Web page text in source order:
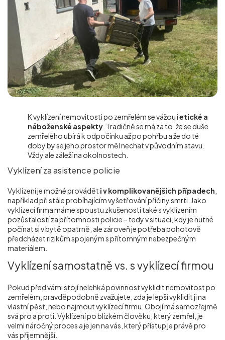
K vyklízení nemovitosti po zemřelém se vážou ietické a
náboženské aspekty . Tradičně se má za to, že se duše
zemřelého ubírá k odpočinku až po pohřbu a že do té
doby by se jeho prostor měl nechat v původním stavu.
Vždy ale záleží na okolnostech.
Vyklízení za asistence policie
Vyklízení je možné provádět i v komplikovanějších případech
například při stále probíhajícím vyšetřování příčiny smrti. Jako
vyklízecí firma máme spoustu zkušeností také s vyklízením
pozůstalostí za přítomnosti policie – tedy v situaci, kdy je nutné
počínat si v bytě opatrně, ale zároveň je potřeba pohotově
předcházet rizikům spojeným s přítomným nebezpečným
materiálem.
Vyklízení samostatně vs. s vyklízecí firmou
Pokud před vámi stojí nelehká povinnost vyklidit nemovitost po
zemřelém, pravděpodobně zvažujete, zda je lepší vyklidit ji na
vlastní pěst, nebo najmout vyklízecí firmu. Obojí má samozřejmě
svá pro a proti. Vyklízení po blízkém člověku, který zemřel, je
velmi náročný proces a je jen na vás, který přístup je právě pro
vás příjemnější.